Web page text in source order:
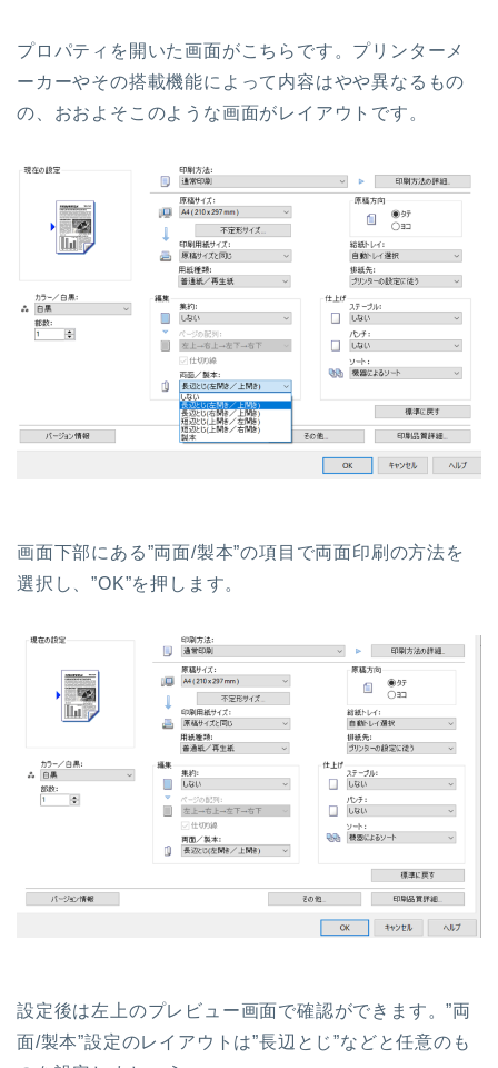
プロパティを開いた画面がこちらです。プリンターメ
ーカーやその搭載機能によって内容はやや異なるもの
の、おおよそこのような画面がレイアウトです。
画面下部にある”両面/製本”の項目で両面印刷の方法を
選択し、”OK”を押します。
設定後は左上のプレビュー画面で確認ができます。”両
面/製本”設定のレイアウトは”長辺とじ”などと任意のも